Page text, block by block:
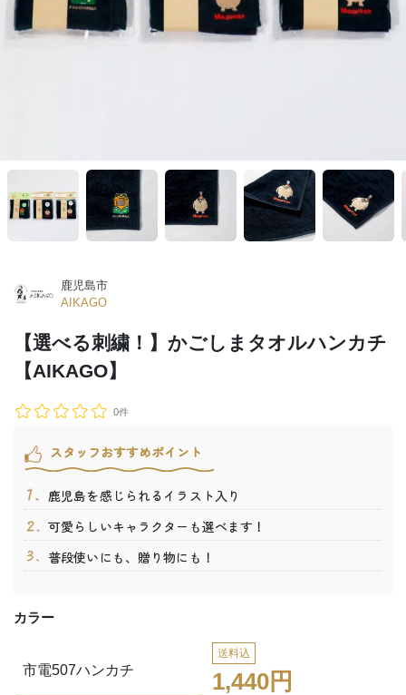
鹿児島市
AIKAGO
【選べる刺繍！】かごしまタオルハンカチ
【AIKAGO】
0件
スタッフおすすめポイント
鹿児島を感じられるイラスト入り
可愛らしいキャラクターも選べます！
普段使いにも、贈り物にも！
カラー
市電507ハンカチ
送料込
1,440円